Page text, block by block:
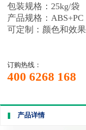
包装规格：25kg/袋
产品规格：ABS+PC
可定制：颜色和效果
订购热线：
400 6268 168
产品详情